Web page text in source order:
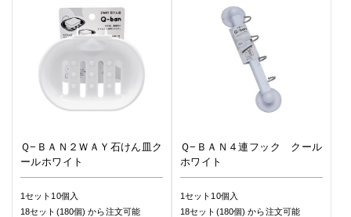
Ｑ−ＢＡＮ２ＷＡＹ石けん皿ク
ールホワイト
1セット10個入
18セット(180個)から注文可能
Ｑ−ＢＡＮ４連フック クール
ホワイト
1セット10個入
18セット(180個)から注文可能